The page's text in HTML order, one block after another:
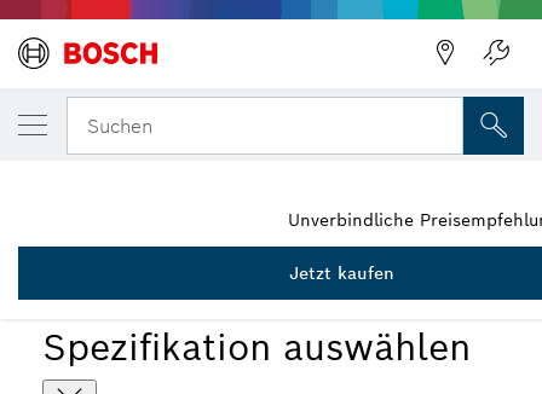
Suchen
Spezifikation auswählen
DEINE AUSGEWÄHLTE VARIANTE
Schraubvorsatz
1 608 500 013
Unverbindliche
Jetzt kaufen